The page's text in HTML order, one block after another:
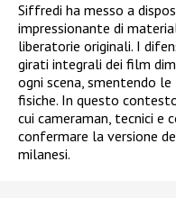
Siffredi ha messo a
impressionante di
liberatorie originali. I
girati integrali dei film
ogni scena, smentendo
fisiche. In questo
cui cameraman, tecnici e
confermare la versione
milanesi.